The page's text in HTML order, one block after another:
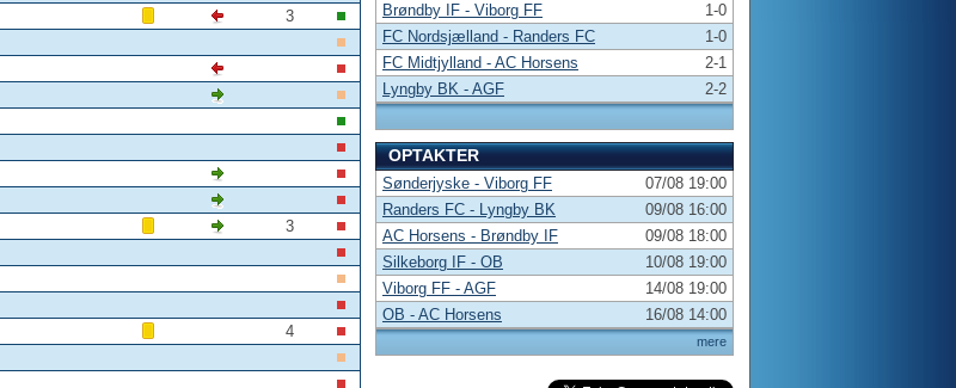
3
3
4
Brøndby IF - Viborg FF
1-0
FC Nordsjælland - Randers FC
1-0
FC Midtjylland - AC Horsens
2-1
Lyngby BK - AGF
2-2
OPTAKTER
mere
Sønderjyske - Viborg FF
07/08 19:00
Randers FC - Lyngby BK
09/08 16:00
AC Horsens - Brøndby IF
09/08 18:00
Silkeborg IF - OB
10/08 19:00
Viborg FF - AGF
14/08 19:00
OB - AC Horsens
16/08 14:00